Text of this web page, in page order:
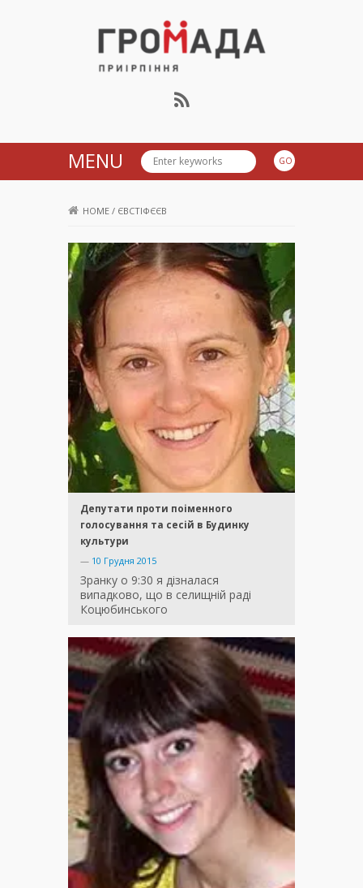
Громада Приірпіння
MENU
HOME / ЄВСТІФЄЄВ
Депутати проти поіменного
голосування та сесій в Будинку
культури
— 10 Грудня 2015
Зранку о 9:30 я дізналася
випадково, що в селищній раді
Коцюбинського